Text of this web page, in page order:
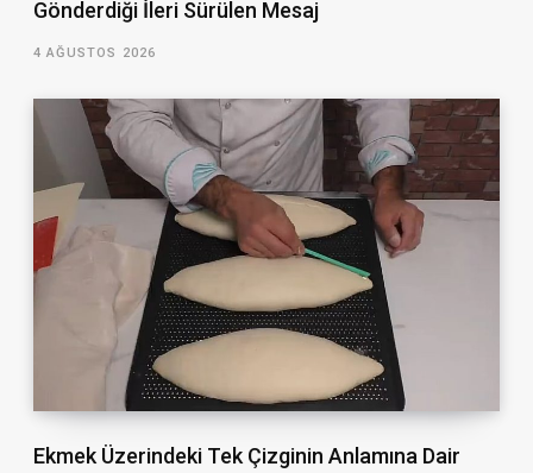
Gönderdiği İleri Sürülen Mesaj
4 AĞUSTOS 2026
Ekmek Üzerindeki Tek Çizginin Anlamına Dair